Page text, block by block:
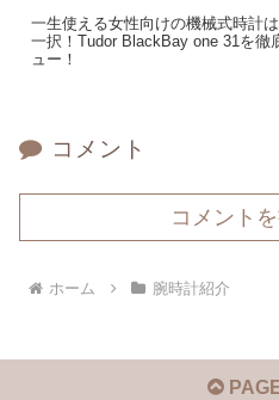
一生使える女性向けの機械式時計
一択！Tudor BlackBay one 31を徹
ュー！
コメント
コメント
ホーム 腕時計紹介